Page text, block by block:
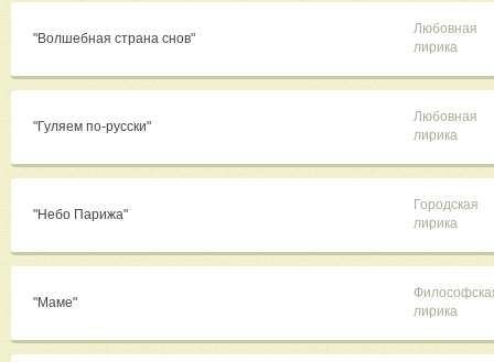
"Волшебная страна снов"
Любовная
лирика
"Гуляем по-русски"
Любовная
лирика
"Небо Парижа"
Городская
лирика
"Маме"
лирика